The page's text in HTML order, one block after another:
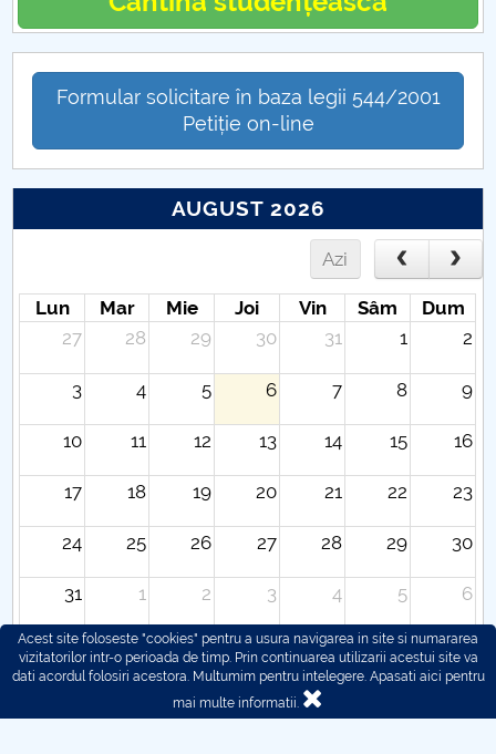
Formular solicitare în baza legii 544/2001
Petiție on-line
AUGUST 2026
Azi
Lun Mar Mie Joi Vin Sâm
Dum
27
28 29 30 31 1 2
3 4 5 6 7 8 9
10 11 12 13 14 15 16
17 18 19 20 21 22 23
24 25 26 27 28 29 30
31 1 2 3 4 5 6
Acest site foloseste "cookies" pentru a usura navigarea in site si numararea
vizitatorilor intr-o perioada de timp. Prin continuarea utilizarii acestui site va
dati acordul folosiri acestora. Multumim pentru intelegere. Apasati aici pentru
mai multe informatii.